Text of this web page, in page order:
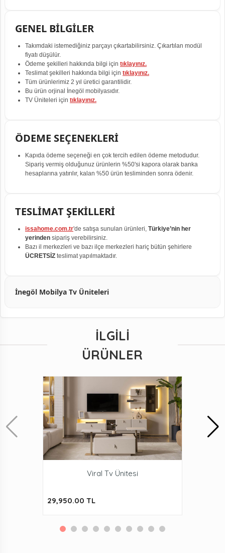
GENEL BİLGİLER
Takımdaki istemediğiniz parçayı çıkartabilirsiniz. Çıkartılan modül
fiyatı düşülür.
Ödeme şekilleri hakkında bilgi için tıklayınız.
Teslimat şekilleri hakkında bilgi için tıklayınız.
Tüm ürünlerimiz 2 yıl üretici garantilidir.
Bu ürün orjinal İnegöl mobilyasıdır.
TV Üniteleri için tıklayınız.
ÖDEME SEÇENEKLERİ
Kapıda ödeme seçeneği en çok tercih edilen ödeme metodudur.
Sipariş vermiş olduğunuz ürünlerin %50'si kapora olarak banka
hesaplarına yatırılır, kalan %50 ürün tesliminden sonra ödenir.
TESLİMAT ŞEKİLLERİ
issahome.com.tr'de satışa sunulan ürünleri, Türkiye’nin her
yerinden sipariş verebilirsiniz.
Bazı il merkezleri ve bazı ilçe merkezleri hariç bütün şehirlere
ÜCRETSİZ teslimat yapılmaktadır.
İnegöl Mobilya Tv Üniteleri
İLGILI
ÜRÜNLER
Viral Tv Ünitesi
29,950.00 TL